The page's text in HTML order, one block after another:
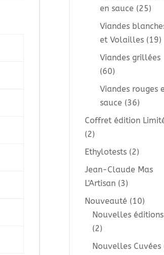
en sauce (25)
Viandes
et Volailles (19)
Viandes grillées
(60)
Viandes rouges
sauce (36)
Coffret édition
(2)
Ethylotests (2)
Jean-Claude Mas
L'Artisan (3)
Nouveauté (10)
Nouvelles éditions
(2)
Nouvelles Cuvées